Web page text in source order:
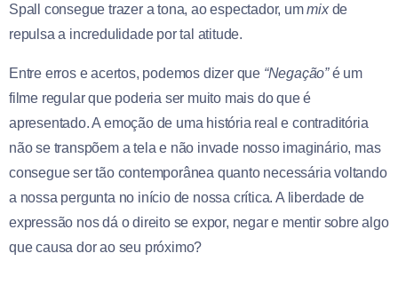
Spall consegue trazer a tona, ao espectador, ummixde
repulsa a incredulidade por tal atitude.
Entre erros e acertos, podemos dizer que “Negação”é um
filme regular que poderia ser muito mais do que é
apresentado. A emoção de uma história real e contraditória
não se transpõem a tela e não invade nosso imaginário, mas
consegue ser tão contemporânea quanto necessária voltando
a nossa pergunta no início de nossa crítica. A liberdade de
expressão nos dá o direito se expor, negar e mentir sobre algo
que causa dor ao seu próximo?